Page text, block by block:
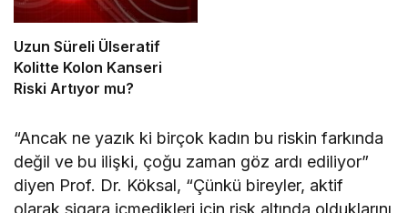
Uzun Süreli Ülseratif
Kolitte Kolon Kanseri
Riski Artıyor mu?
“Ancak ne yazık ki birçok kadın bu riskin farkında
değil ve bu ilişki, çoğu zaman göz ardı ediliyor”
diyen Prof. Dr. Köksal, “Çünkü bireyler, aktif
olarak sigara içmedikleri için risk altında olduklarını